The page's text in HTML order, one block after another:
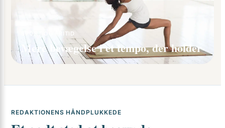
SPORT OG FRITID
Mere bevægelse i et tempo, der holder
REDAKTIONENS HÅNDPLUKKEDE